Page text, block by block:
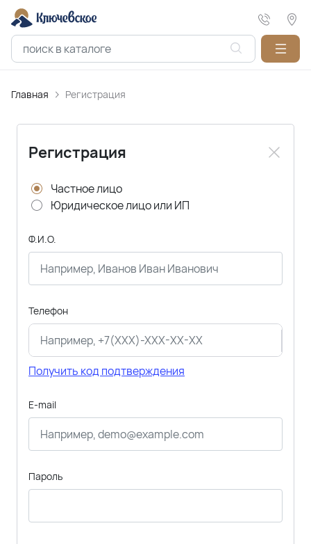
Главная Регистрация
Регистрация
Частное лицо
Юридическое лицо или ИП
Ф.И.О.
Телефон
Получить код подтверждения
E-mail
Пароль